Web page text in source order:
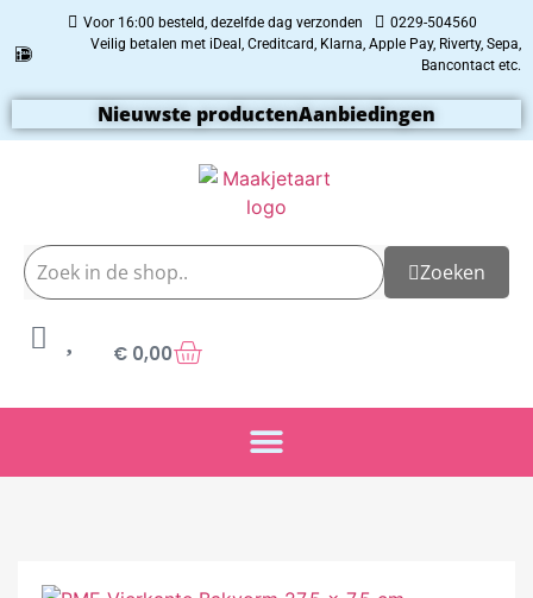
Voor 16:00 besteld, dezelfde dag verzonden
0229-504560
Veilig betalen met iDeal, Creditcard, Klarna, Apple Pay, Riverty, Sepa,
Bancontact etc.
Nieuwste productenAanbiedingen
Zoeken
€ 0,00